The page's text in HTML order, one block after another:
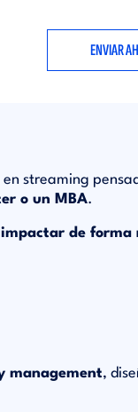
en streaming
o un MBA.
impactar de forma
management,